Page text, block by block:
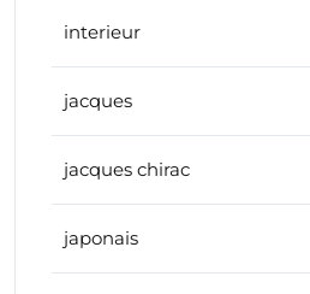
interieur
jacques
jacques chirac
japonais